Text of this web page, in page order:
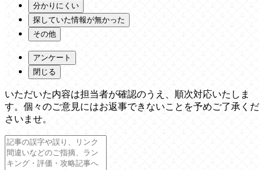
分かりにくい
探していた情報が無かった
その他
アンケート
閉じる
いただいた内容は担当者が確認のうえ、順次対応いたしま
す。個々のご意見にはお返事できないことを予めご了承くだ
さいませ。